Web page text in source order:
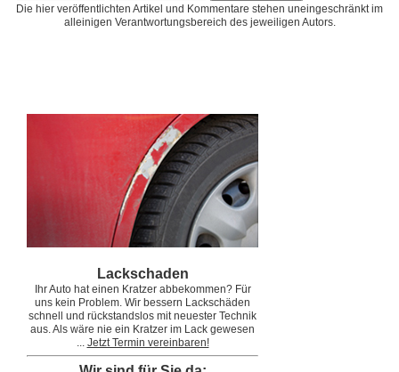
Die hier veröffentlichten Artikel und Kommentare stehen uneingeschränkt im
alleinigen Verantwortungsbereich des jeweiligen Autors.
Lackschaden
Ihr Auto hat einen Kratzer abbekommen? Für
uns kein Problem. Wir bessern Lackschäden
schnell und rückstandslos mit neuester Technik
aus. Als wäre nie ein Kratzer im Lack gewesen
... Jetzt Termin vereinbaren!